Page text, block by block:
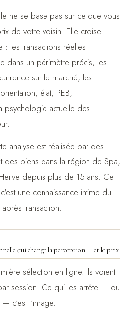
ne se base pas sur ce que vous
de votre voisin. Elle croise
: les transactions réelles
dans un périmètre précis, les
sur le marché, les
état, PEB,
psychologie actuelle des
analyse est réalisée par des
des biens dans la région de Spa,
depuis plus de 15 ans. Ce
une connaissance intime du
transaction.
qui change la perception — et le prix
sélection en ligne. Ils voient
session. Ce qui les arrête — ou
— c'est l'image.